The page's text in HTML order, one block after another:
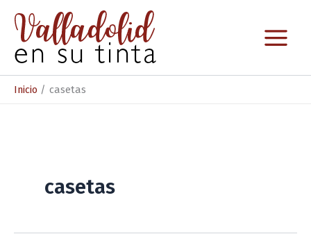
contenido
Inicio casetas
casetas